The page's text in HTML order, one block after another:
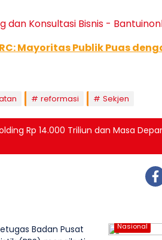
Mayoritas Publik Puas
reformasi Sekjen
Rp 14.000 Triliun dan Masa
Nasional